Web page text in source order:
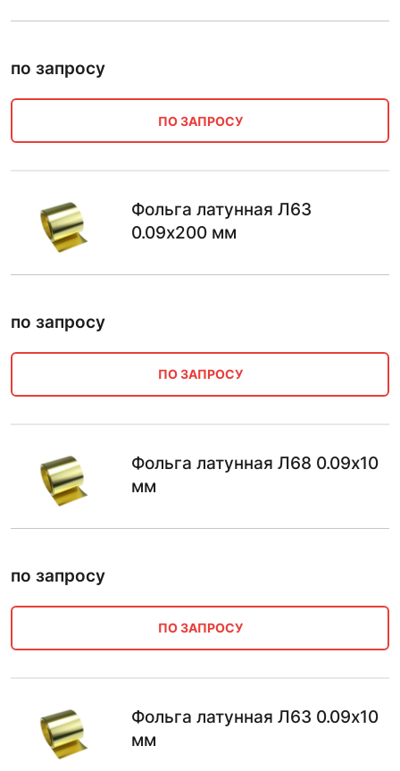
по запросу
ПО ЗАПРОСУ
Фольга латунная Л63
0.09х200 мм
по запросу
ПО ЗАПРОСУ
Фольга латунная Л68 0.09х10
мм
по запросу
ПО ЗАПРОСУ
Фольга латунная Л63 0.09х10
мм